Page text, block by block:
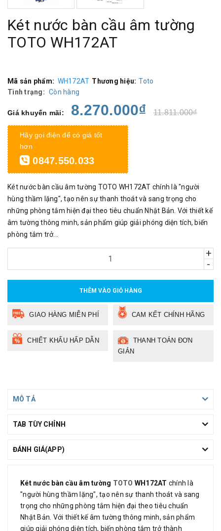
Két nước bàn cầu âm tường
TOTO WH172AT
Mã sản phẩm: WH172AT Thương hiệu: Toto
Tình trạng: Còn hàng
Giá khuyến mãi: 8.270.000₫ 11.811.000₫
Hãy gọi điện để có giá tốt
hơn
0847.550.033
Két nước bàn cầu âm tường TOTO WH172AT chính là "người
hùng thầm lặng", tạo nên sự thanh thoát và sang trọng cho
những phòng tắm hiện đại theo tiêu chuẩn Nhật Bản. Với thiết kế
âm tường thông minh, sản phẩm giúp giải phóng diện tích, biến
phòng tắm trở...
+
-
THÊM VÀO GIỎ HÀNG
GIAO HÀNG MIỄN PHÍ CAM KẾT CHÍNH HÃNG
CHIẾT KHẤU HẤP DẪN
THANH TOÁN ĐƠN
GIẢN
MÔ TẢ
TAB TÙY CHỈNH
ĐÁNH GIÁ(APP)
Két nước bàn cầu âm tường TOTO WH172AT chính là
"người hùng thầm lặng", tạo nên sự thanh thoát và sang
trọng cho những phòng tắm hiện đại theo tiêu chuẩn
Nhật Bản. Với thiết kế âm tường thông minh, sản phẩm
giúp giải phóng diện tích, biến phòng tắm trở thành